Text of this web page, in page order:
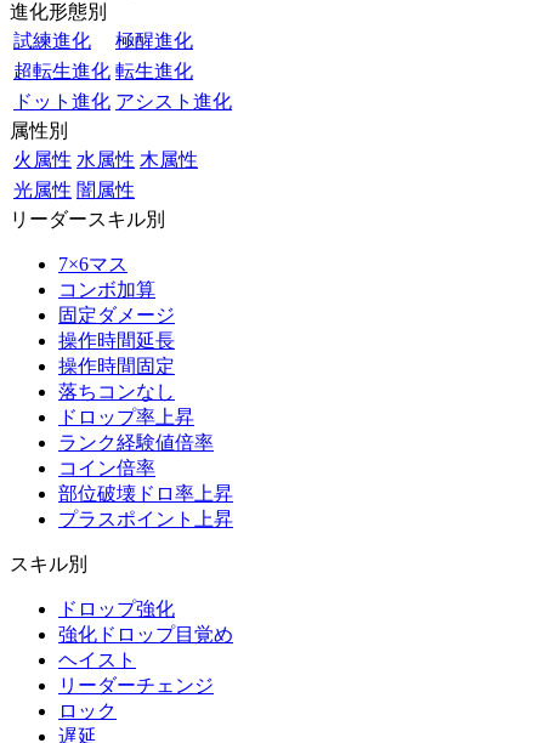
進化形態別
試練進化
極醒進化
超転生進化 転生進化
ドット進化 アシスト進化
属性別
火属性 水属性 木属性
光属性 闇属性
リーダースキル別
7×6マス
コンボ加算
固定ダメージ
操作時間延長
操作時間固定
落ちコンなし
ドロップ率上昇
ランク経験値倍率
コイン倍率
部位破壊ドロ率上昇
プラスポイント上昇
スキル別
ドロップ強化
強化ドロップ目覚め
ヘイスト
リーダーチェンジ
ロック
遅延